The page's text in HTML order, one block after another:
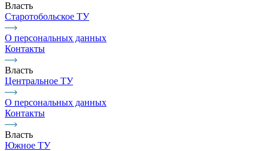
Власть
Старотобольское ТУ
О персональных данных
Контакты
Власть
Центральное ТУ
О персональных данных
Контакты
Власть
Южное ТУ